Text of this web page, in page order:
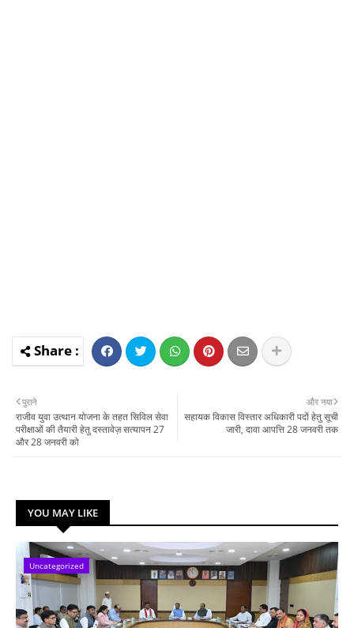
और नया
सहायक विकास विस्तार अधिकारी पदों हेतु सूची
जारी, दावा आपत्ति 28 जनवरी तक
पुराने
राजीव युवा उत्थान योजना के तहत सिविल सेवा
परीक्षाओं की तैयारी हेतु दस्तावेज़ सत्यापन 27
और 28 जनवरी को
YOU MAY LIKE
Uncategorized